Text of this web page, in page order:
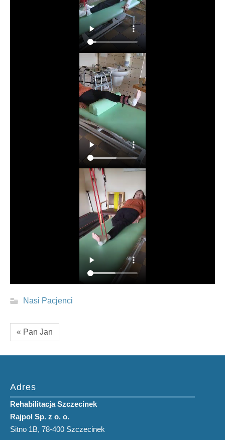
Nasi Pacjenci
« Pan Jan
Adres
Rehabilitacja Szczecinek
Rajpol Sp. z o. o.
Sitno 1B, 78-400 Szczecinek